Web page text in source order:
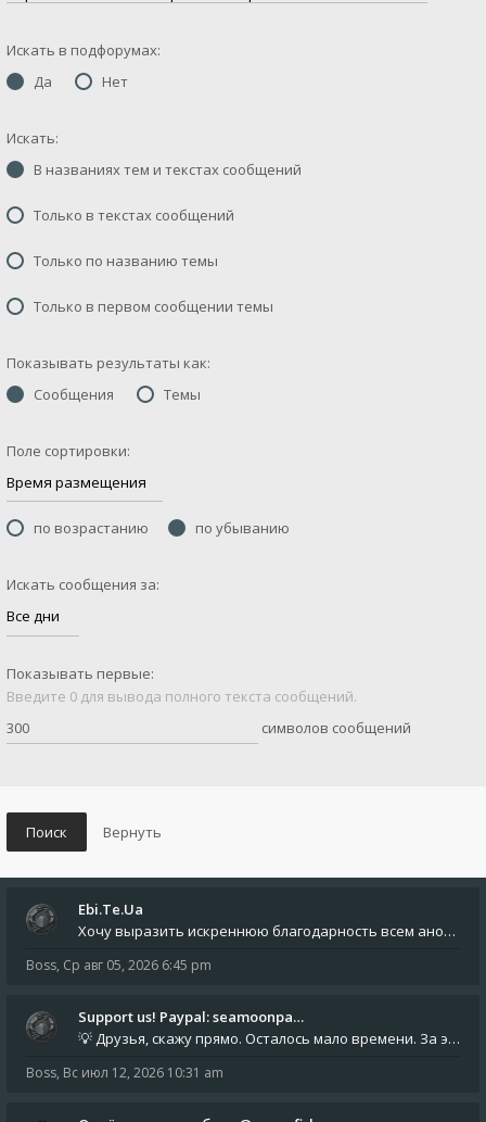
Искать в подфорумах:
Да
Нет
Искать:
В названиях тем и текстах сообщений
Только в текстах сообщений
Только по названию темы
Только в первом сообщении темы
Показывать результаты как:
Сообщения
Темы
Поле сортировки:
по возрастанию по убыванию
Искать сообщения за:
Показывать первые:
Введите 0 для вывода полного текста сообщений.
символов сообщений
Ebi.Te.Ua
Хочу выразить искреннюю благодарность всем анонимным пользователям, которые поддержали наше сообщество финансово. Благод
Boss, Ср авг 05, 2026 6:45 pm
Support us! Paypal: seamoonpa…
💡 Друзья, скажу прямо. Осталось мало времени. За это время нам нужно закрыть последние обязательные расходы: около 500
Boss, Вс июл 12, 2026 10:31 am